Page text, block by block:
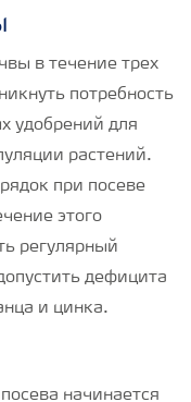
в течение трех
потребность
удобрений для
растений.
при посеве
этого
регулярный
дефицита
и цинка.
начинается